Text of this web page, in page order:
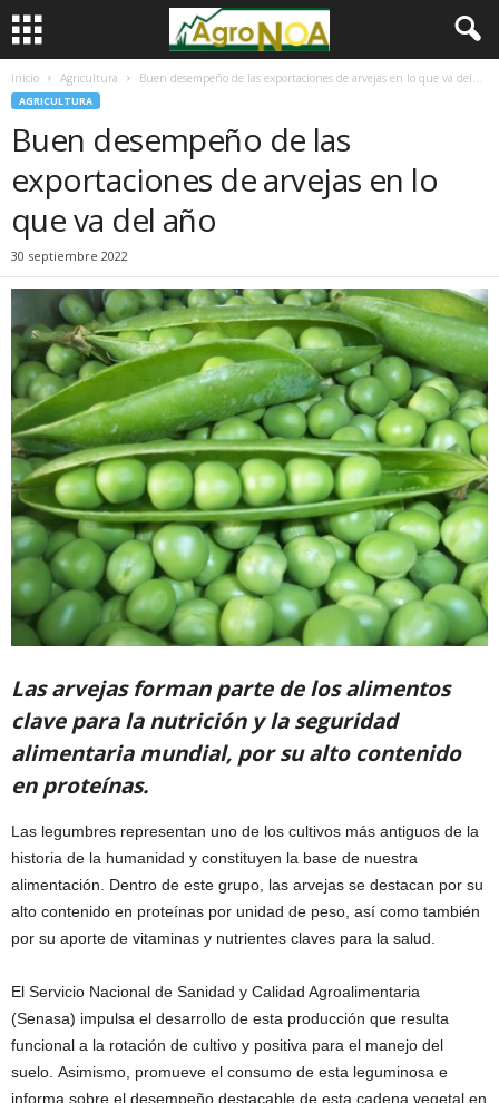
Inicio Agricultura Buen desempeño de las exportaciones de arvejas en lo que va del...
AGRICULTURA
Buen desempeño de las
exportaciones de arvejas en lo
que va del año
30 septiembre 2022
Las arvejas forman parte de los alimentos
clave para la nutrición y la seguridad
alimentaria mundial, por su alto contenido
en proteínas.
Las legumbres representan uno de los cultivos más antiguos de la
historia de la humanidad y constituyen la base de nuestra
alimentación. Dentro de este grupo, las arvejas se destacan por su
alto contenido en proteínas por unidad de peso, así como también
por su aporte de vitaminas y nutrientes claves para la salud.
El Servicio Nacional de Sanidad y Calidad Agroalimentaria
(Senasa) impulsa el desarrollo de esta producción que resulta
funcional a la rotación de cultivo y positiva para el manejo del
suelo. Asimismo, promueve el consumo de esta leguminosa e
informa sobre el desempeño destacable de esta cadena vegetal en